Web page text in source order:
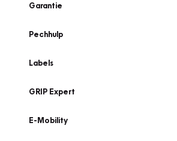
Garantie
Pechhulp
Labels
GRIP Expert
E-Mobility